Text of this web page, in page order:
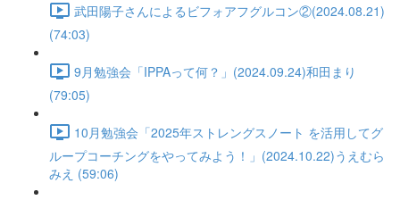
武田陽子さんによるビフォアフグルコン②(2024.08.21)
(74:03)
9月勉強会「IPPAって何？」(2024.09.24)和田まり
(79:05)
10月勉強会「2025年ストレングスノート を活用してグ
ループコーチングをやってみよう！」(2024.10.22)うえむら
みえ (59:06)